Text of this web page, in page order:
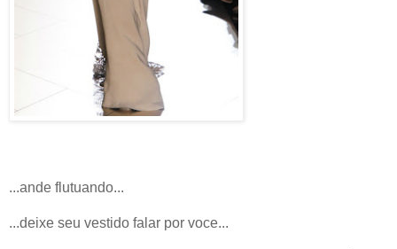
...ande flutuando...
...deixe seu vestido falar por voce...